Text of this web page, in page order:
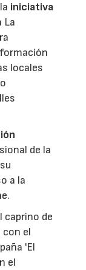
iniciativa
La
locales
de la
a la
caprino de
el
'El
el